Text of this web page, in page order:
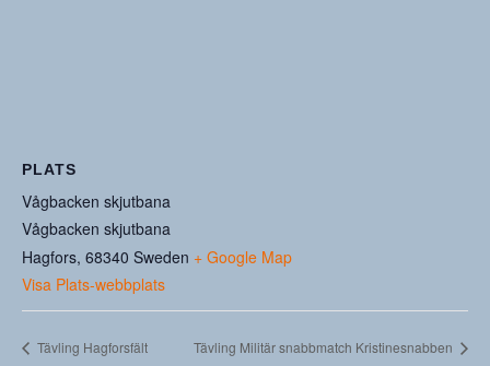
PLATS
Vågbacken skjutbana
Vågbacken skjutbana
Hagfors, 68340 Sweden + Google Map
Visa Plats-webbplats
Tävling Hagforsfält Tävling Militär snabbmatch Kristinesnabben